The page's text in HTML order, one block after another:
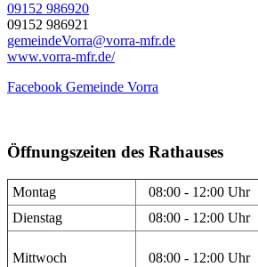
09152 986920
09152 986921
gemeindeVorra@vorra-mfr.de
www.vorra-mfr.de/
Facebook Gemeinde Vorra
Öffnungszeiten des Rathauses
Montag 08:00 - 12:00 Uhr
Dienstag
08:00 - 12:00 Uhr
Mittwoch 08:00 - 12:00 Uhr